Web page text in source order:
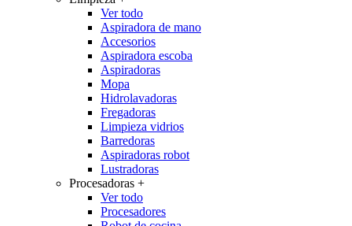
Ver todo
Aspiradora de mano
Accesorios
Aspiradora escoba
Aspiradoras
Mopa
Hidrolavadoras
Fregadoras
Limpieza vidrios
Barredoras
Aspiradoras robot
Lustradoras
Procesadoras +
Ver todo
Procesadores